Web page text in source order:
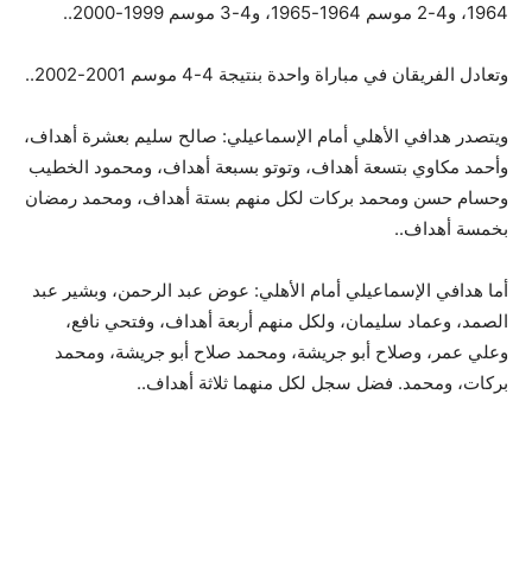
1964، و4-2 موسم 1964-1965، و4-3 موسم 1999-2000.
.
وتعادل الفريقان في مباراة واحدة بنتيجة 4-4 موسم 2001-2002. .
ويتصدر هدافي الأهلي أمام الإسماعيلي: صالح سليم بعشرة أهداف،
وأحمد مكاوي بتسعة أهداف، وتوتو بسبعة أهداف، ومحمود الخطيب
وحسام حسن ومحمد بركات لكل منهم بستة أهداف، ومحمد رمضان
بخمسة أهداف..
أما هدافي الإسماعيلي أمام الأهلي: عوض عبد الرحمن، وبشير عبد
الصمد، وعماد سليمان، ولكل منهم أربعة أهداف، وفتحي نافع،
وعلي عمر، وصلاح أبو جريشة، ومحمد صلاح أبو جريشة، ومحمد
بركات، ومحمد. فضل سجل لكل منهما ثلاثة أهداف..